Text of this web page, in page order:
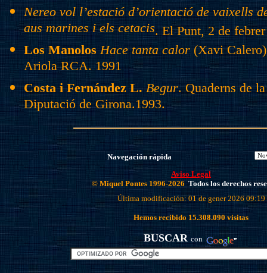
Nereo vol l’estació d’orientació de vaixells
aus marines i els cetacis. El Punt, 2 de
Los ManolosHace tanta calor (Xavi
Ariola RCA. 1991
Costa i Fernández L. Begur. Quaderns de
Diputació de Girona.1993.
Navegación rápida
Aviso Legal
© Miquel Pontes 1996-2026 Todos los derechos
Última modificación: 01 de gener 2026 09:19
Hemos recibido 15.308.090 visitas
BUSCAR con